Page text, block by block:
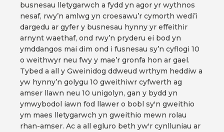
busnesau lletygarwch a fydd yn agor yr wythnos
nesaf, rwy’n amlwg yn croesawu’r cymorth wedi’i
dargedu ar gyfer y busnesau hynny yr effeithir
arnynt waethaf, ond rwy’n pryderu ei bod yn
ymddangos mai dim ond i fusnesau sy’n cyflogi 10
o weithwyr neu fwy y mae’r gronfa hon ar gael.
Tybed a all y Gweinidog ddweud wrthym heddiw a
yw hynny’n golygu 10 gweithiwr cyfwerth ag
amser llawn neu 10 unigolyn, gan y bydd yn
ymwybodol iawn fod llawer o bobl sy'n gweithio
ym maes lletygarwch yn gweithio mewn rolau
rhan-amser. Ac a all egluro beth yw'r cynlluniau ar